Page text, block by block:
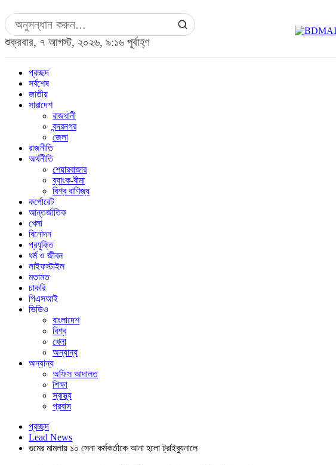
শুক্রবার, ৭ আগস্ট, ২০২৬, ৯:১৬ পূর্বাহ্ণ
প্রচ্ছদ
সর্বশেষ
জাতীয়
সারাদেশ
রাজধানী
বন্দরনগর
জেলা
রাজনীতি
অর্থনীতি
শেয়ারবাজার
ব্যাংক-বীমা
বিশ্ব বাণিজ্য
কর্পোরেট
আন্তর্জাতিক
খেলা
বিনোদন
প্রযুক্তি
ধর্ম ও জীবন
লাইফস্টাইল
মতামত
চাকরি
পিএসআই
ভিডিও
বাংলাদেশ
বিশ্ব
খেলা
অন্যান্য
অন্যান্য
অফিস আদালত
শিক্ষা
স্বাস্থ্য
প্রবাস
প্রচ্ছদ
Lead News
গুমের মামলায় ১০ সেনা কর্মকর্তাকে আনা হলো ট্রাইব্যুনালে